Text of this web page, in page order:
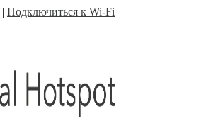
| Подключиться к Wi-Fi